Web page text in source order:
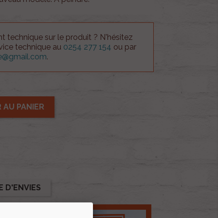
technique sur le produit ? N'hésitez
technique au 0254 277 154 ou par
.
AU PANIER
D'ENVIES